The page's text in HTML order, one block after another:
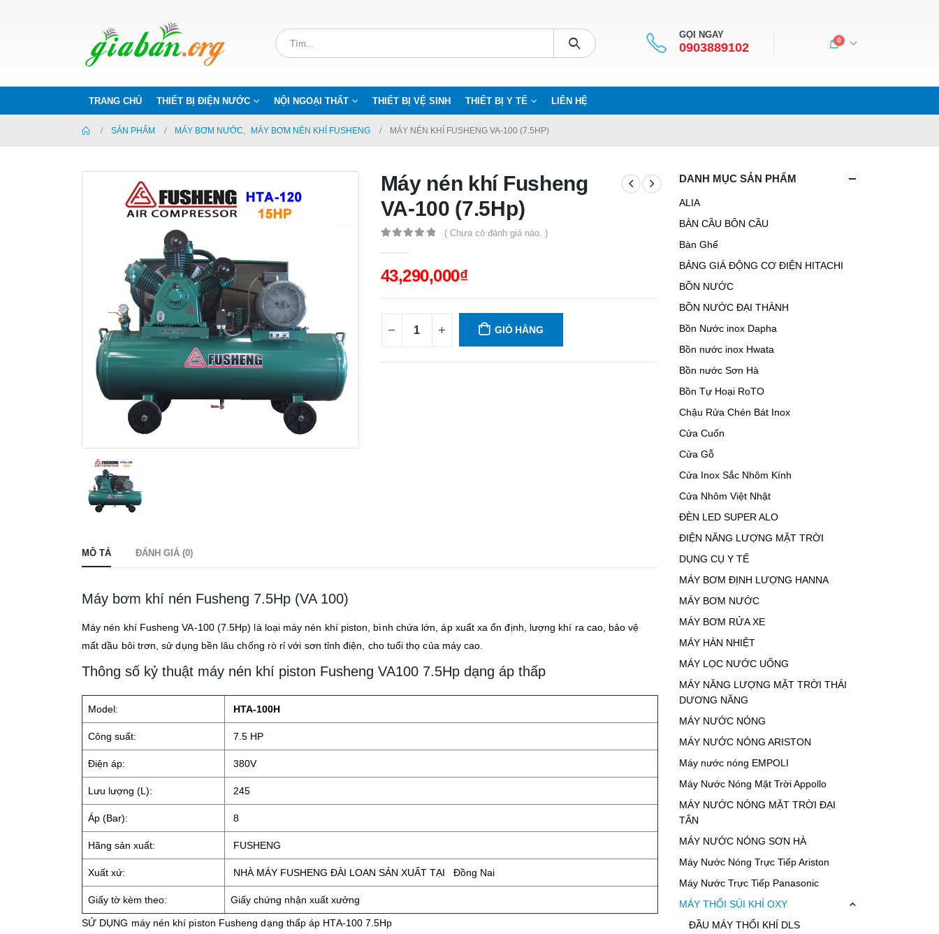
GỌI NGAY
0903889102
0
TRANG CHỦ THIẾT BỊ ĐIỆN NƯỚC NỘI NGOẠI THẤT THIẾT BỊ VỆ SINH THIẾT BỊ Y TẾ LIÊN HỆ
SẢN PHẨM MÁY BƠM NƯỚC, MÁY BƠM NÉN KHÍ FUSHENG MÁY NÉN KHÍ FUSHENG VA-100 (7.5HP)
Máy nén khí Fusheng
VA-100 (7.5Hp)
( Chưa có đánh giá nào. )
43,290,000₫
GIỎ HÀNG
MÔ TẢ ĐÁNH GIÁ (0)
Máy bơm khí nén Fusheng 7.5Hp (VA 100)
Máy nén khí Fusheng VA-100 (7.5Hp) là loại máy nén khí piston, bình chứa lớn, áp xuất xa ổn định, lượng khí ra cao, bảo vệ
mất dầu bôi trơn, sử dụng bền lâu chống rò rỉ với sơn tỉnh điện, cho tuổi thọ của máy cao.
Thông số kỷ thuật máy nén khí piston Fusheng VA100 7.5Hp dạng áp thấp
Model: HTA-100H
Công suất: 7.5 HP
Điện áp: 380V
Lưu lượng (L): 245
Áp (Bar): 8
Hãng sản xuất: FUSHENG
Xuất xứ: NHÀ MÁY FUSHENG ĐÀI LOAN SẢN XUẤT TẠI Đồng Nai
Giấy tờ kèm theo: Giấy chứng nhận xuất xưởng
SỬ DỤNG máy nén khí piston Fusheng dạng thấp áp HTA-100 7.5Hp
DANH MỤC SẢN PHẨM
ALIA
BÀN CẦU BÔN CẦU
Bàn Ghế
BẢNG GIÁ ĐỘNG CƠ ĐIỆN HITACHI
BỒN NƯỚC
BỒN NƯỚC ĐẠI THÀNH
Bồn Nước inox Dapha
Bồn nước inox Hwata
Bồn nước Sơn Hà
Bồn Tự Hoại RoTO
Chậu Rửa Chén Bát Inox
Cửa Cuốn
Cửa Gỗ
Cửa Inox Sắc Nhôm Kính
Cửa Nhôm Việt Nhật
ĐÈN LED SUPER ALO
ĐIỆN NĂNG LƯỢNG MẶT TRỜI
DỤNG CỤ Y TẾ
MÁY BƠM ĐỊNH LƯỢNG HANNA
MÁY BƠM NƯỚC
MÁY BƠM RỬA XE
MÁY HÀN NHIỆT
MÁY LỌC NƯỚC UỐNG
MÁY NĂNG LƯỢNG MẶT TRỜI THÁI
DƯƠNG NĂNG
MÁY NƯỚC NÓNG
MÁY NƯỚC NÓNG ARISTON
Máy nước nóng EMPOLI
Máy Nước Nóng Mặt Trời Appollo
MÁY NƯỚC NÓNG MẶT TRỜI ĐẠI
TÂN
MÁY NƯỚC NÓNG SƠN HÀ
Máy Nước Nóng Trực Tiếp Ariston
Máy Nước Trực Tiếp Panasonic
MÁY THỔI SỦI KHÍ OXY
ĐẦU MÁY THỔI KHÍ DLS